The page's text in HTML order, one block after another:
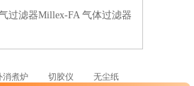
过滤器Millex-FA 气体过滤器
消煮炉 切胶仪
无尘纸